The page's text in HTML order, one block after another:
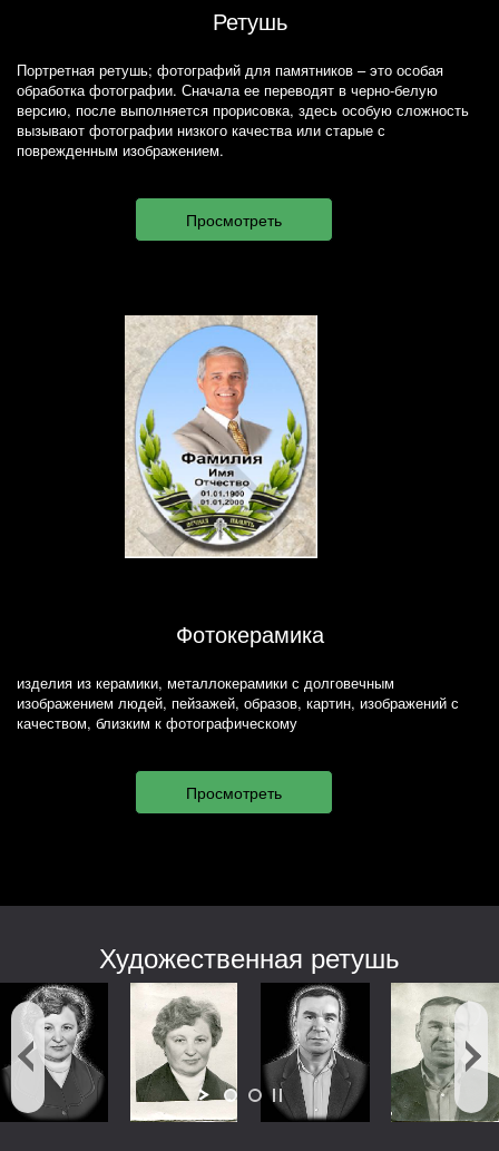
Ретушь
Портретная ретушь; фотографий для памятников – это особая
обработка фотографии. Сначала ее переводят в черно-белую
версию, после выполняется прорисовка, здесь особую сложность
вызывают фотографии низкого качества или старые с
поврежденным изображением.
Фотокерамика
изделия из керамики, металлокерамики с долговечным
изображением людей, пейзажей, образов, картин, изображений с
качеством, близким к фотографическому
Художественная ретушь